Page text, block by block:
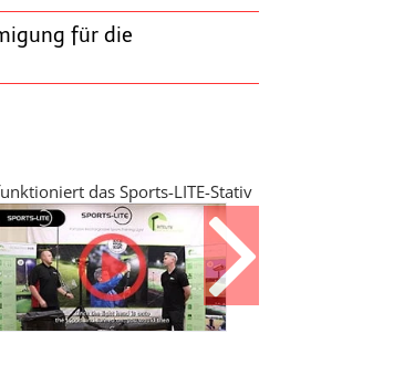
für die
das Sports-LITE-Stativ